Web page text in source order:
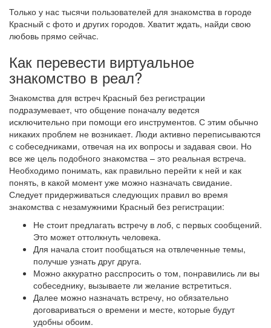
Только у нас тысячи пользователей для знакомства в городе
Красный с фото и других городов. Хватит ждать, найди свою
любовь прямо сейчас.
Как перевести виртуальное
знакомство в реал?
Знакомства для встреч Красный без регистрации
подразумевает, что общение поначалу ведется
исключительно при помощи его инструментов. С этим обычно
никаких проблем не возникает. Люди активно переписываются
с собеседниками, отвечая на их вопросы и задавая свои. Но
все же цель подобного знакомства – это реальная встреча.
Необходимо понимать, как правильно перейти к ней и как
понять, в какой момент уже можно назначать свидание.
Следует придерживаться следующих правил во время
знакомства с незамужними Красный без регистрации:
Не стоит предлагать встречу в лоб, с первых сообщений.
Это может оттолкнуть человека.
Для начала стоит пообщаться на отвлеченные темы,
получше узнать друг друга.
Можно аккуратно расспросить о том, понравились ли вы
собеседнику, вызываете ли желание встретиться.
Далее можно назначать встречу, но обязательно
договариваться о времени и месте, которые будут
удобны обоим.